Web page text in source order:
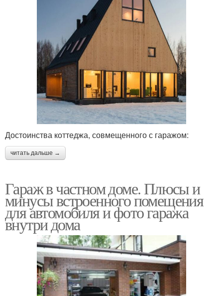
Достоинства коттеджа, совмещенного с гаражом:
читать дальше →
Гараж в частном доме. Плюсы и
минусы встроенного помещения
для автомобиля и фото гаража
внутри дома